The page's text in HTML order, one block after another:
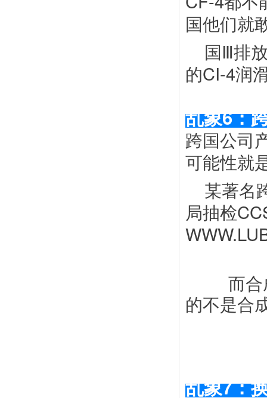
国他们就
国Ⅲ排
的CI-4润
乱象6：
跨国公司
可能性就
某著名
局抽检
而
的不是合
乱象7：